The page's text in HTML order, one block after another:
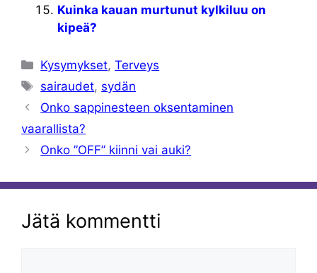
Kuinka kauan murtunut kylkiluu on
kipeä?
Kategoriat
Kysymykset,Terveys
Avainsanat
sairaudet, sydän
Onko sappinesteen oksentaminen
vaarallista?
Onko ”OFF” kiinni vai auki?
Jätä kommentti